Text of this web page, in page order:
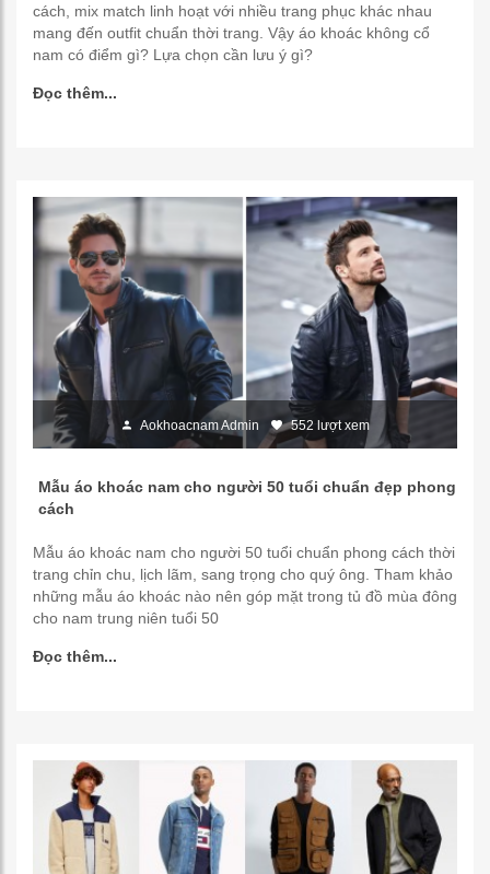
cách, mix match linh hoạt với nhiều trang phục khác nhau
mang đến outfit chuẩn thời trang. Vậy áo khoác không cổ
nam có điểm gì? Lựa chọn cần lưu ý gì?
Đọc thêm...
Aokhoacnam Admin 552 lượt xem
Mẫu áo khoác nam cho người 50 tuổi chuẩn đẹp phong
cách
Mẫu áo khoác nam cho người 50 tuổi chuẩn phong cách thời
trang chỉn chu, lịch lãm, sang trọng cho quý ông. Tham khảo
những mẫu áo khoác nào nên góp mặt trong tủ đồ mùa đông
cho nam trung niên tuổi 50
Đọc thêm...